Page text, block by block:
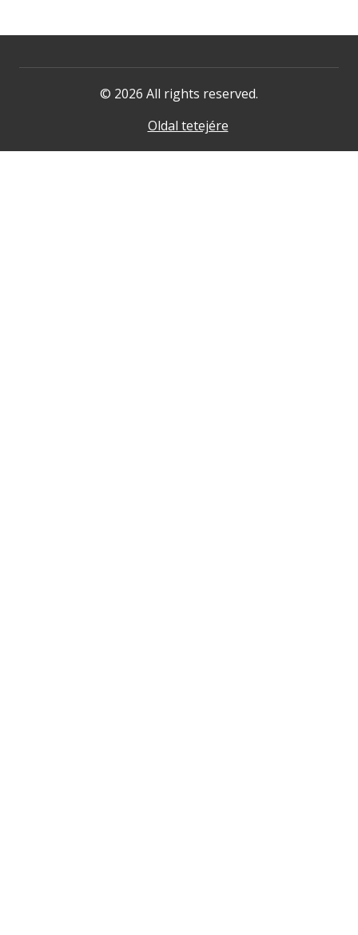
© 2026 All rights reserved.
Oldal tetejére